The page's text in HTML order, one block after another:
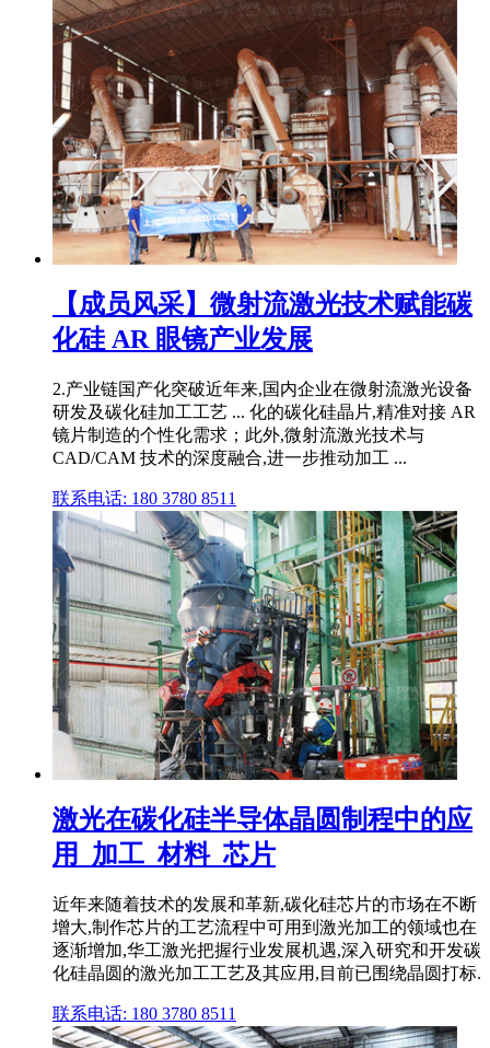
【成员风采】微射流激光技术赋能碳
化硅 AR 眼镜产业发展
2.产业链国产化突破近年来,国内企业在微射流激光设备
研发及碳化硅加工工艺 ... 化的碳化硅晶片,精准对接 AR
镜片制造的个性化需求；此外,微射流激光技术与
CAD/CAM 技术的深度融合,进一步推动加工 ...
联系电话: 180 3780 8511
激光在碳化硅半导体晶圆制程中的应
用_加工_材料_芯片
近年来随着技术的发展和革新,碳化硅芯片的市场在不断
增大,制作芯片的工艺流程中可用到激光加工的领域也在
逐渐增加,华工激光把握行业发展机遇,深入研究和开发碳
化硅晶圆的激光加工工艺及其应用,目前已围绕晶圆打标.
联系电话: 180 3780 8511